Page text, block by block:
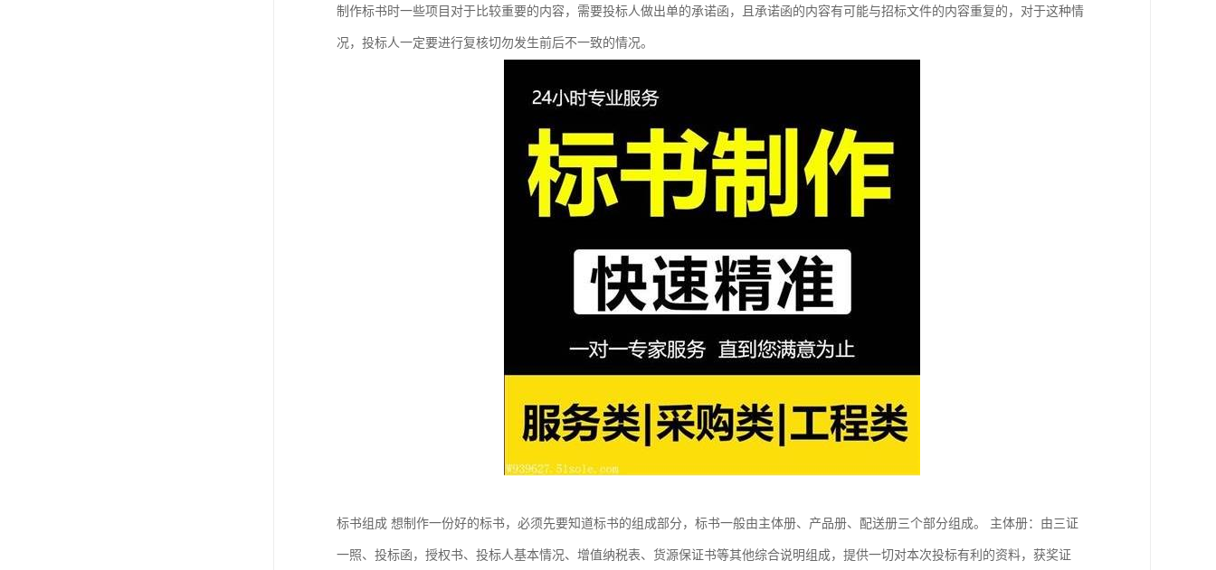
制作标书时一些项目对于比较重要的内容，需要投标人做出单的承诺函，且承诺函的内容有可能与招标文件的内容重复的，对于这种情
况，投标人一定要进行复核切勿发生前后不一致的情况。
标书组成 想制作一份好的标书，必须先要知道标书的组成部分，标书一般由主体册、产品册、配送册三个部分组成。 主体册：由三证
一照、投标函，授权书、投标人基本情况、增值纳税表、货源保证书等其他综合说明组成，提供一切对本次投标有利的资料，获奖证